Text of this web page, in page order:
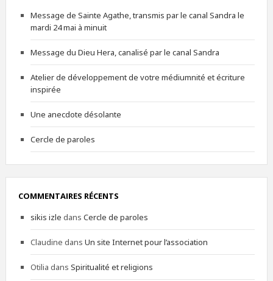
Message de Sainte Agathe, transmis par le canal Sandra le
mardi 24 mai à minuit
Message du Dieu Hera, canalisé par le canal Sandra
Atelier de développement de votre médiumnité et écriture
inspirée
Une anecdote désolante
Cercle de paroles
COMMENTAIRES RÉCENTS
sikis izle dans Cercle de paroles
Claudine dans Un site Internet pour l’association
Otilia dans Spiritualité et religions